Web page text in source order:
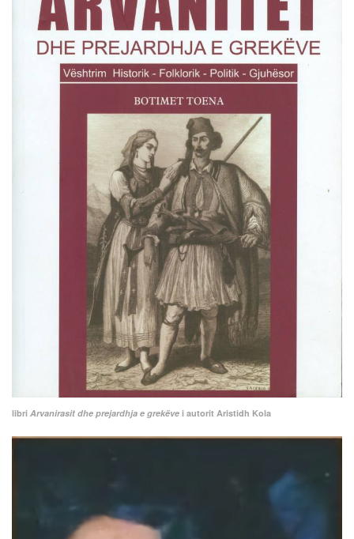
libri Arvanirasit dhe prejardhja e grekëve i autorit Aristidh Kola